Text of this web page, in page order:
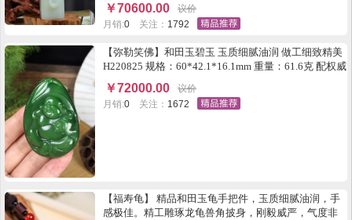
种善变化、兴云雨、利万物的神异动物。为四灵之
首，权利，威严，财富的象征。 尺寸100-50-46mm 重
￥70600.00
议价
月销:0 关注： 1792
【弥勒笑佛】和田玉碧玉 玉质细腻油润 做工细致精美
H220825 规格：60*42.1*16.1mm 重量：61.6克 配权威
￥72000.00
议价
月销:0 关注： 1672
【福寿龟】 精品和田玉龟手把件，玉质细腻油润，手
感极佳。精工雕琢龙龟兽角披身，刚毅威严，气度非